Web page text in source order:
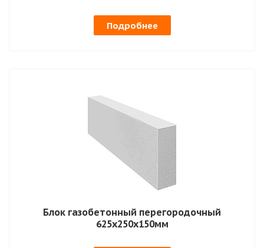
Подробнее
Блок газобетонный перегородочный
625х250х150мм